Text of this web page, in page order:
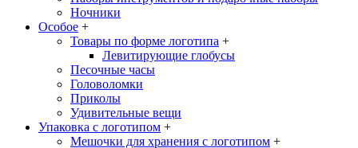
Ночники
Особое +
Товары по форме логотипа +
Левитирующие глобусы
Песочные часы
Головоломки
Приколы
Удивительные вещи
Упаковка с логотипом +
Мешочки для хранения с логотипом +